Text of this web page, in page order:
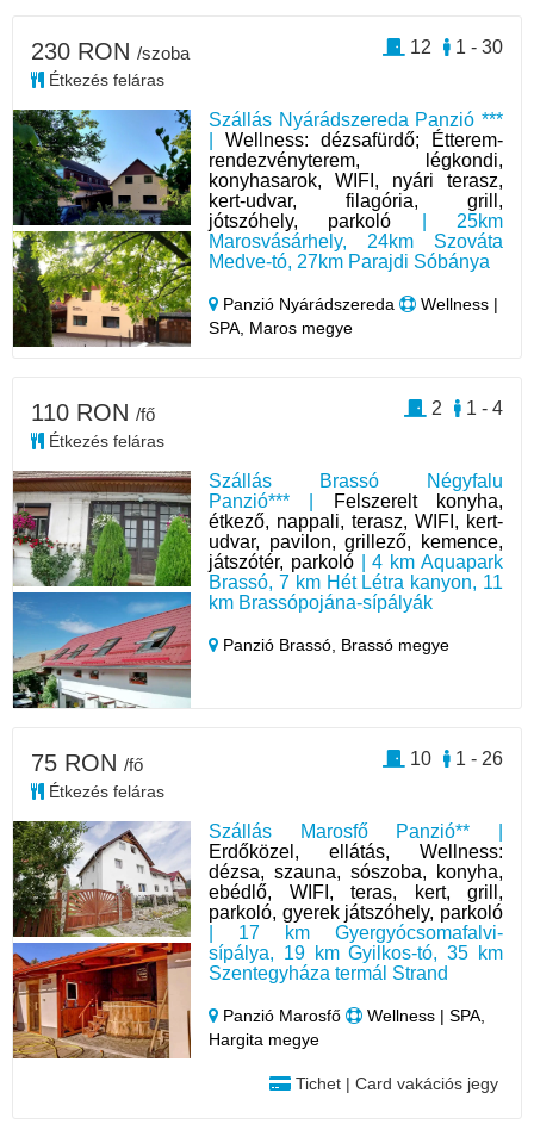
Szállás Nyárádszereda Panzió ***
|Wellness: dézsafürdő; Étterem-
rendezvényterem, légkondi,
konyhasarok, WIFI, nyári terasz,
kert-udvar, filagória, grill,
jótszóhely, parkoló | 25km
Marosvásárhely, 24km Szováta
Medve-tó, 27km Parajdi Sóbánya
Panzió Nyárádszereda
Wellness |
SPA, Maros megye
230 RON /szoba
Étkezés feláras
1 - 30
12
Szállás Brassó Négyfalu
Panzió*** |
Felszerelt konyha,
étkező, nappali, terasz, WIFI, kert-
udvar, pavilon, grillező, kemence,
játszótér, parkoló| 4 km Aquapark
Brassó, 7 km Hét Létra kanyon, 11
km Brassópojána-sípályák
Panzió Brassó, Brassó megye
110 RON /fő
Étkezés feláras
1 - 4
2
Szállás Marosfő Panzió** |
Erdőközel, ellátás, Wellness:
dézsa, szauna, sószoba, konyha,
ebédlő, WIFI, teras, kert, grill,
parkoló, gyerek játszóhely, parkoló
| 17 km Gyergyócsomafalvi-
sípálya, 19 km Gyilkos-tó, 35 km
Szentegyháza termál Strand
Panzió Marosfő
Wellness | SPA,
Hargita megye
Tichet | Card vakációs jegy
75 RON /fő
Étkezés feláras
1 - 26
10